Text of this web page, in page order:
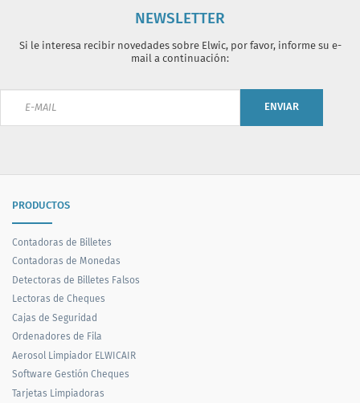
NEWSLETTER
Si le interesa recibir novedades sobre Elwic, por favor, informe su e-
mail a continuación:
ENVIAR
PRODUCTOS
Contadoras de Billetes
Contadoras de Monedas
Detectoras de Billetes Falsos
Lectoras de Cheques
Cajas de Seguridad
Ordenadores de Fila
Aerosol Limpiador ELWICAIR
Software Gestión Cheques
Tarjetas Limpiadoras